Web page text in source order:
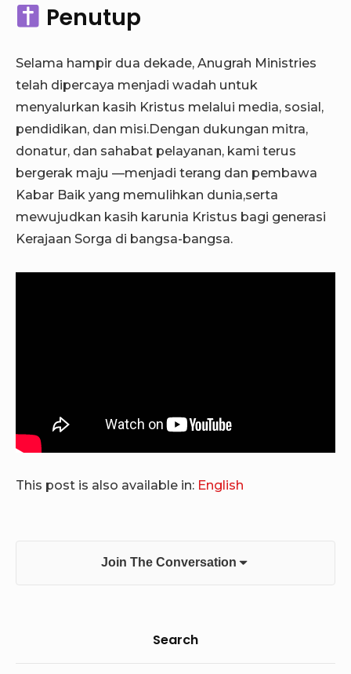
Penutup
Selama hampir dua dekade, Anugrah Ministries
telah dipercaya menjadi wadah untuk
menyalurkan kasih Kristus melalui media, sosial,
pendidikan, dan misi.Dengan dukungan mitra,
donatur, dan sahabat pelayanan, kami terus
bergerak maju —menjadi terang dan pembawa
Kabar Baik yang memulihkan dunia,serta
mewujudkan kasih karunia Kristus bagi generasi
Kerajaan Sorga di bangsa-bangsa.
This post is also available in: English
Join The Conversation
Search